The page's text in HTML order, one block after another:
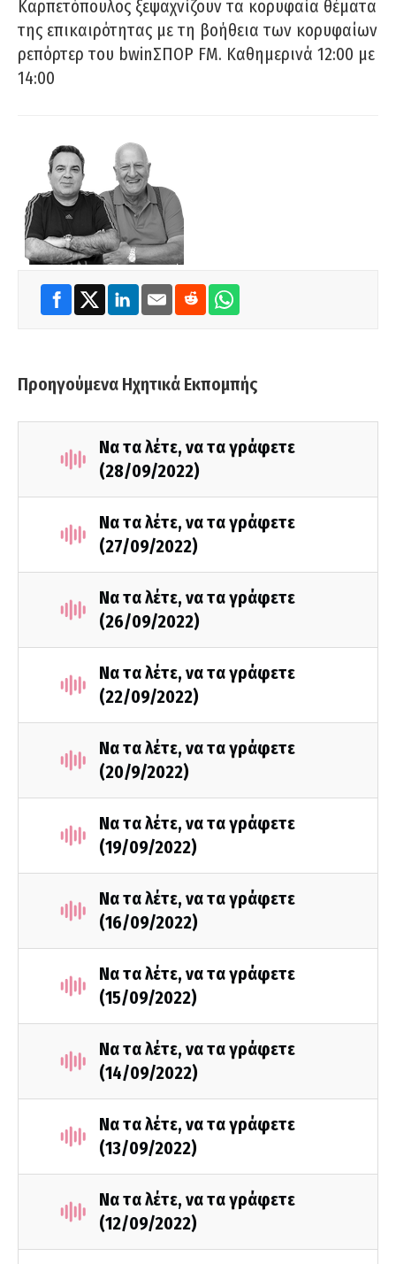
Καρπετόπουλος ξεψαχνίζουν τα κορυφαία θέματα
της επικαιρότητας με τη βοήθεια των κορυφαίων
ρεπόρτερ του bwinΣΠΟΡ FM. Καθημερινά 12:00 με
14:00
Προηγούμενα Ηχητικά Εκπομπής
Να τα λέτε, να τα γράφετε
(28/09/2022)
Να τα λέτε, να τα γράφετε
(27/09/2022)
Να τα λέτε, να τα γράφετε
(26/09/2022)
Να τα λέτε, να τα γράφετε
(22/09/2022)
Να τα λέτε, να τα γράφετε
(20/9/2022)
Να τα λέτε, να τα γράφετε
(19/09/2022)
Να τα λέτε, να τα γράφετε
(16/09/2022)
Να τα λέτε, να τα γράφετε
(15/09/2022)
Να τα λέτε, να τα γράφετε
(14/09/2022)
Να τα λέτε, να τα γράφετε
(13/09/2022)
Να τα λέτε, να τα γράφετε
(12/09/2022)